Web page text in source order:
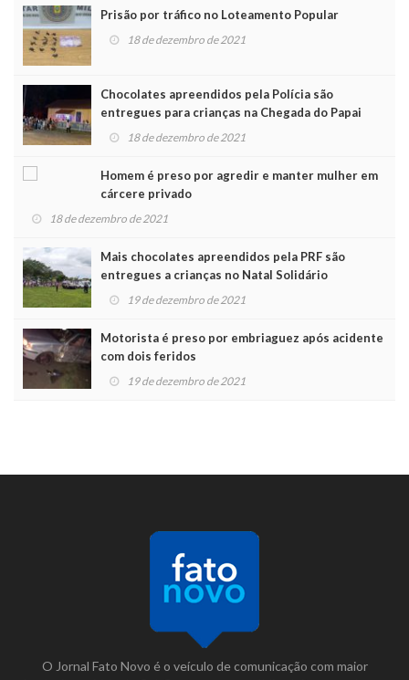
Prisão por tráfico no Loteamento Popular
18 de dezembro de 2021
Chocolates apreendidos pela Polícia são
entregues para crianças na Chegada do Papai
Noel
18 de dezembro de 2021
Homem é preso por agredir e manter mulher em
cárcere privado
18 de dezembro de 2021
Mais chocolates apreendidos pela PRF são
entregues a crianças no Natal Solidário
19 de dezembro de 2021
Motorista é preso por embriaguez após acidente
com dois feridos
19 de dezembro de 2021
O Jornal Fato Novo é o veículo de comunicação com maior